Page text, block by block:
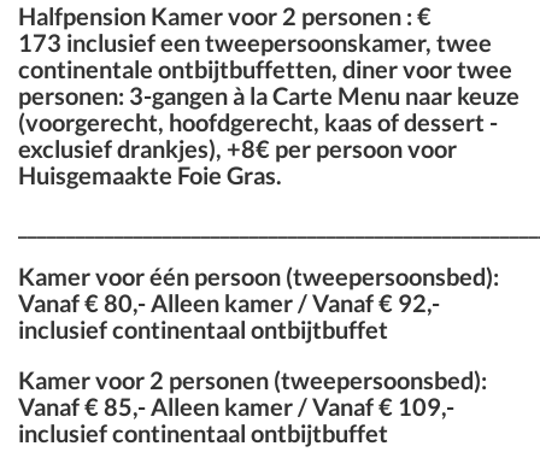
Halfpension Kamer voor 2 personen : €
173 inclusief een tweepersoonskamer, twee
continentale ontbijtbuffetten, diner voor twee
personen: 3-gangen à la Carte Menu naar keuze
(voorgerecht, hoofdgerecht, kaas of dessert -
exclusief drankjes), +8€ per persoon voor
Huisgemaakte Foie Gras.
Kamervoor één persoon (tweepersoonsbed):
Vanaf € 80,- Alleen kamer /Vanaf € 92,-
inclusief continentaal ontbijtbuffet
Kamervoor 2 personen (tweepersoonsbed):
Vanaf € 85,- Alleen kamer /Vanaf € 109,-
inclusief continentaal ontbijtbuffet